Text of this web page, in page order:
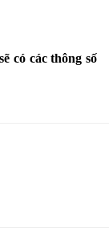
có các thông số